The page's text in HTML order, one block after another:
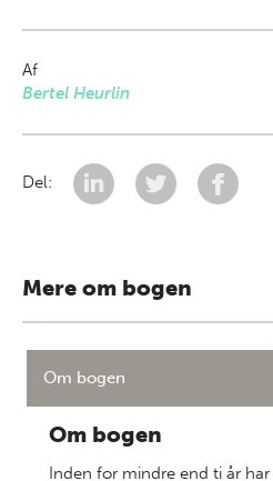
Af
Bertel Heurlin
Del:
Mere om bogen
Om bogen
Om bogen
Inden for mindre end ti år